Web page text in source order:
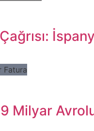
Milyar